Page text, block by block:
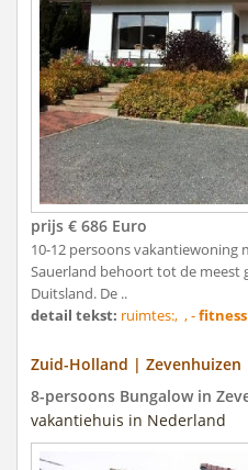
prijs € 686 Euro
10-12 persoons
Sauerland behoort tot de meest
Duitsland. De ..
detail tekst: ruimtes:, , -fitness
Zuid-Holland | Zevenhuizen
8-persoons Bungalow in
vakantiehuis in Nederland